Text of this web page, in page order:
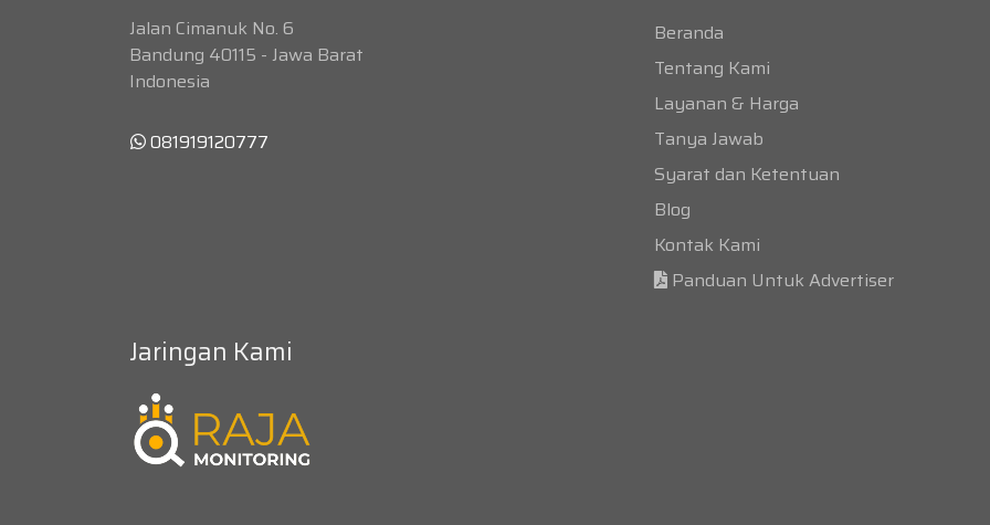
Jalan Cimanuk No. 6
Bandung 40115 - Jawa Barat
Indonesia
081919120777
Beranda
Tentang Kami
Layanan & Harga
Tanya Jawab
Syarat dan Ketentuan
Blog
Kontak Kami
Panduan Untuk Advertiser
Jaringan Kami